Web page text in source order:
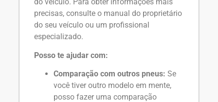
precisas, consulte o manual do proprietário
do seu veículo ou um profissional
especializado.
Posso te ajudar com:
Comparação com outros pneus: Se
você tiver outro modelo em mente,
posso fazer uma comparação